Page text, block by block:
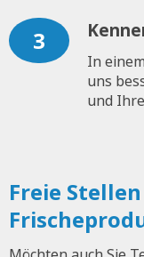
3
In
uns
und
Freie